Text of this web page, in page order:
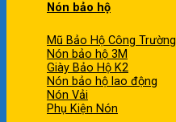
Nón bảo hộ
Mũ Bảo Hộ Công Trường
Nón bảo hộ 3M
Giày Bảo Hộ K2
Nón bảo hộ lao động
Nón Vải
Phụ Kiện Nón